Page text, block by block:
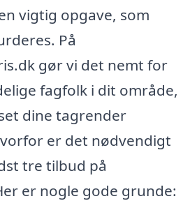
vigtig opgave, som
På
gør vi det nemt for
fagfolk i dit område,
dine tagrender
er det nødvendigt
tre tilbud på
er nogle gode grunde: